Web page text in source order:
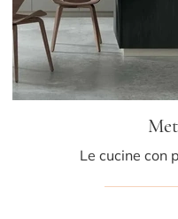
Le cucine con